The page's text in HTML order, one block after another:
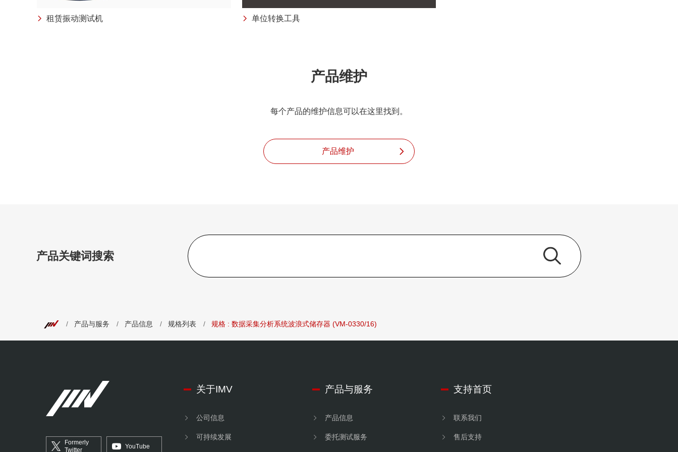
租赁振动测试机 单位转换工具
产品维护
每个产品的维护信息可以在这里找到。
产品维护
产品关键词搜索
产品与服务 产品信息 规格列表 规格 : 数据采集分析系统波浪式储存器 (VM-0330/16)
Formerly
Twitter
YouTube
关于IMV
公司信息
可持续发展
产品与服务
产品信息
委托测试服务
支持首页
联系我们
售后支持